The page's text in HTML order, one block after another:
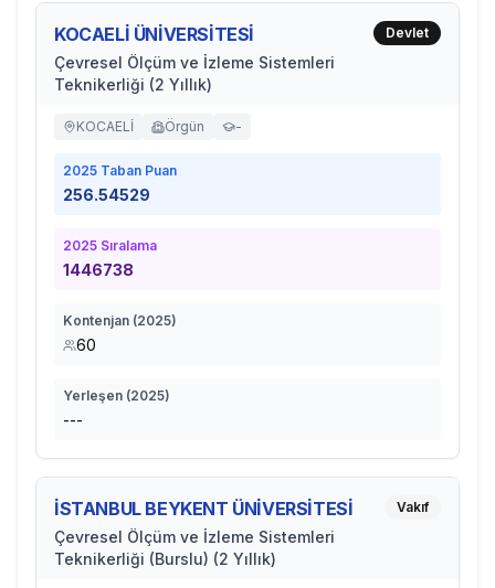
KOCAELİ ÜNİVERSİTESİ
Çevresel Ölçüm ve İzleme Sistemleri
Teknikerliği (2 Yıllık)
Devlet
KOCAELİ Örgün -
2025 Taban Puan
256.54529
2025 Sıralama
1446738
Kontenjan (2025)
60
Yerleşen (2025)
---
İSTANBUL BEYKENT ÜNİVERSİTESİ
Çevresel Ölçüm ve İzleme Sistemleri
Teknikerliği (Burslu) (2 Yıllık)
Vakıf